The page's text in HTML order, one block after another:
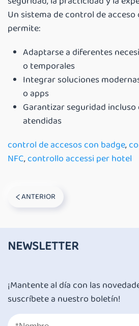
Un sistema de control de
permite:
Adaptarse a diferentes
o temporales
Integrar soluciones
o apps
Garantizar seguridad
atendidas
control de accesos con badge,
NFC,controllo accessi per hotel
ANTERIOR
NEWSLETTER
¡Mantente al día con las
suscríbete a nuestro boletín!